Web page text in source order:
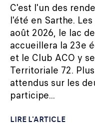
C'est l'un des
l'été en Sarthe.
août 2026, le lac
accueillera la 23e
et le Club ACO y
Territoriale 72.
attendus sur les
participe...
LIRE L'ARTICLE